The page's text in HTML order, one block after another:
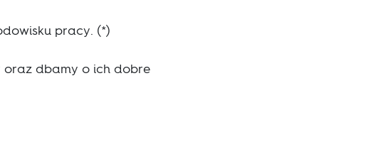
pracy. (*)
oraz dbamy o ich dobre